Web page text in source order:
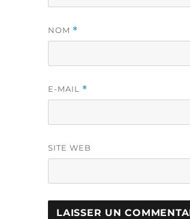
NOM *
E-MAIL *
SITE WEB